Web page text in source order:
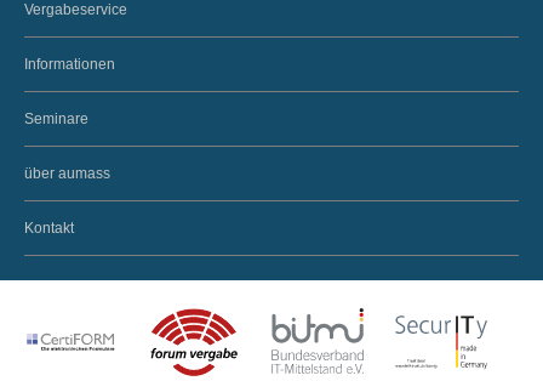
Vergabeservice
Informationen
Seminare
über aumass
Kontakt